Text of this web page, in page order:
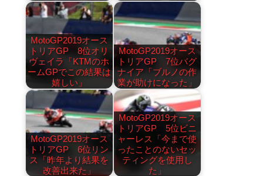
MotoGP2019オース
トリアGP 8位オリ
ヴェイラ「KTMのホ
ームGPでこの結果は
嬉しい」
MotoGP2019オース
トリアGP 7位バグ
ナイア「ブルノの作
業が助けになった」
MotoGP2019オース
トリアGP 6位リン
ス「昨年より結果を
改善出来た」
MotoGP2019オース
トリアGP 5位ビニ
ャーレス「今まで使
ったことのないセッ
ティングを使用し
た」